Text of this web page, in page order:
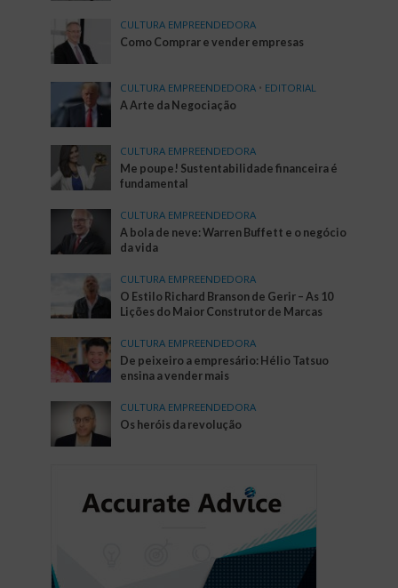
CULTURA EMPREENDEDORA
Como Comprar e vender empresas
CULTURA EMPREENDEDORA • EDITORIAL
A Arte da Negociação
CULTURA EMPREENDEDORA
Me poupe! Sustentabilidade financeira é
fundamental
CULTURA EMPREENDEDORA
A bola de neve: Warren Buffett e o negócio
da vida
CULTURA EMPREENDEDORA
O Estilo Richard Branson de Gerir – As 10
Lições do Maior Construtor de Marcas
CULTURA EMPREENDEDORA
De peixeiro a empresário: Hélio Tatsuo
ensina a vender mais
CULTURA EMPREENDEDORA
Os heróis da revolução